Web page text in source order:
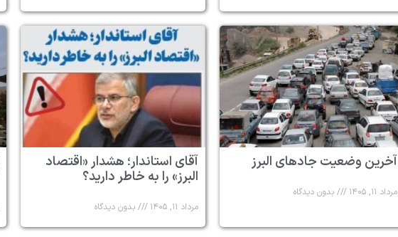
آخرین وضعیت جادهای البرز
مرداد ۱۱, ۱۴۰۵ بدون دیدگاه
آقای استاندار؛ هشدار «اقتصاد
البرز» را به خاطر دارید؟
مرداد ۱۱, ۱۴۰۵ بدون دیدگاه